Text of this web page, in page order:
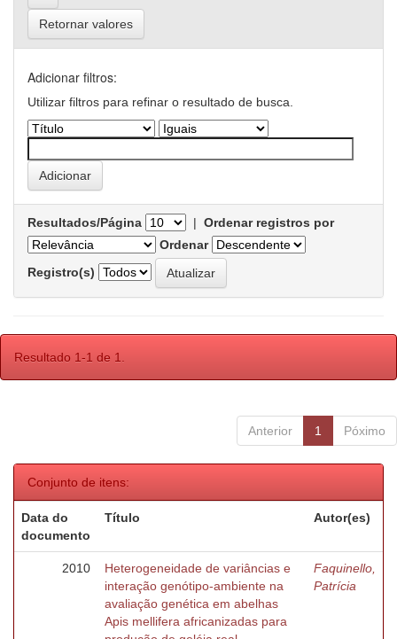
Retornar valores
Adicionar filtros:
Utilizar filtros para refinar o resultado de busca.
Resultados/Página | Ordenar registros por
Ordenar
Registro(s)
Resultado 1-1 de 1.
Anterior 1 Póximo
Conjunto de itens:
Data do
documento
Título Autor(es)
2010
Heterogeneidade de variâncias e
interação genótipo-ambiente na
avaliação genética em abelhas
Apis mellifera africanizadas para
Faquinello,
Patrícia